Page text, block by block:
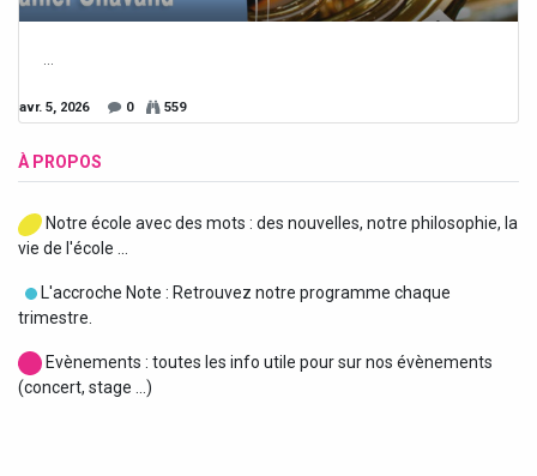
avr. 5, 2026 0 559
À PROPOS
Notre école avec des mots : des nouvelles, notre philosophie, la
vie de l'école ...
L'accroche Note : Retrouvez notre programme chaque
trimestre.
Evènements : toutes les info utile pour sur nos évènements
(concert, stage ...)